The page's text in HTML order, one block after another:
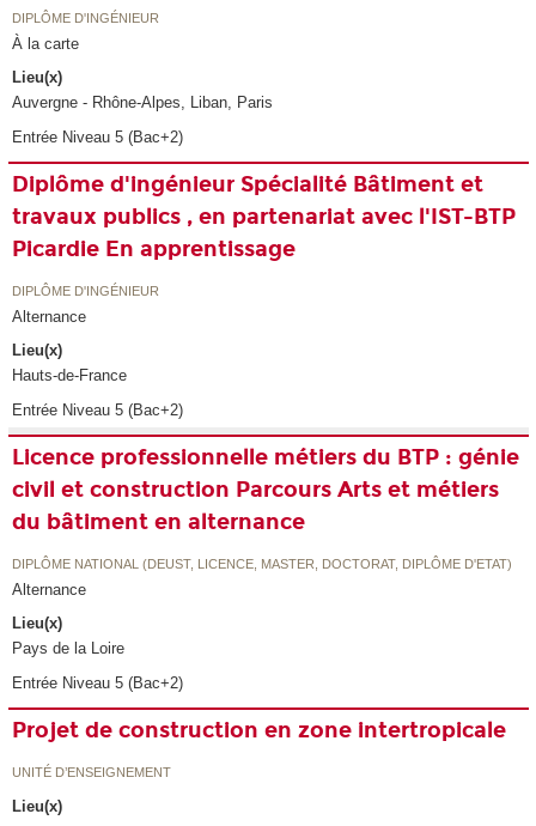
DIPLÔME D'INGÉNIEUR
À la carte
Lieu(x)
Auvergne - Rhône-Alpes, Liban, Paris
Entrée Niveau 5 (Bac+2)
Diplôme d'ingénieur Spécialité Bâtiment et
travaux publics , en partenariat avec l'IST-BTP
Picardie En apprentissage
DIPLÔME D'INGÉNIEUR
Alternance
Lieu(x)
Hauts-de-France
Entrée Niveau 5 (Bac+2)
Licence professionnelle métiers du BTP : génie
civil et construction Parcours Arts et métiers
du bâtiment en alternance
DIPLÔME NATIONAL (DEUST, LICENCE, MASTER, DOCTORAT, DIPLÔME D'ETAT)
Alternance
Lieu(x)
Pays de la Loire
Entrée Niveau 5 (Bac+2)
Projet de construction en zone intertropicale
UNITÉ D’ENSEIGNEMENT
Lieu(x)